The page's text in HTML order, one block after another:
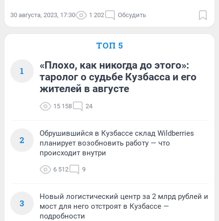
30 августа, 2023, 17:30 1 202 Обсудить
ТОП 5
1
«Плохо, как никогда до этого»:
таролог о судьбе Кузбасса и его
жителей в августе
15 158 24
2
Обрушившийся в Кузбассе склад Wildberries
планирует возобновить работу — что
происходит внутри
6 512 9
3
Новый логистический центр за 2 млрд рублей и
мост для него отстроят в Кузбассе —
подробности